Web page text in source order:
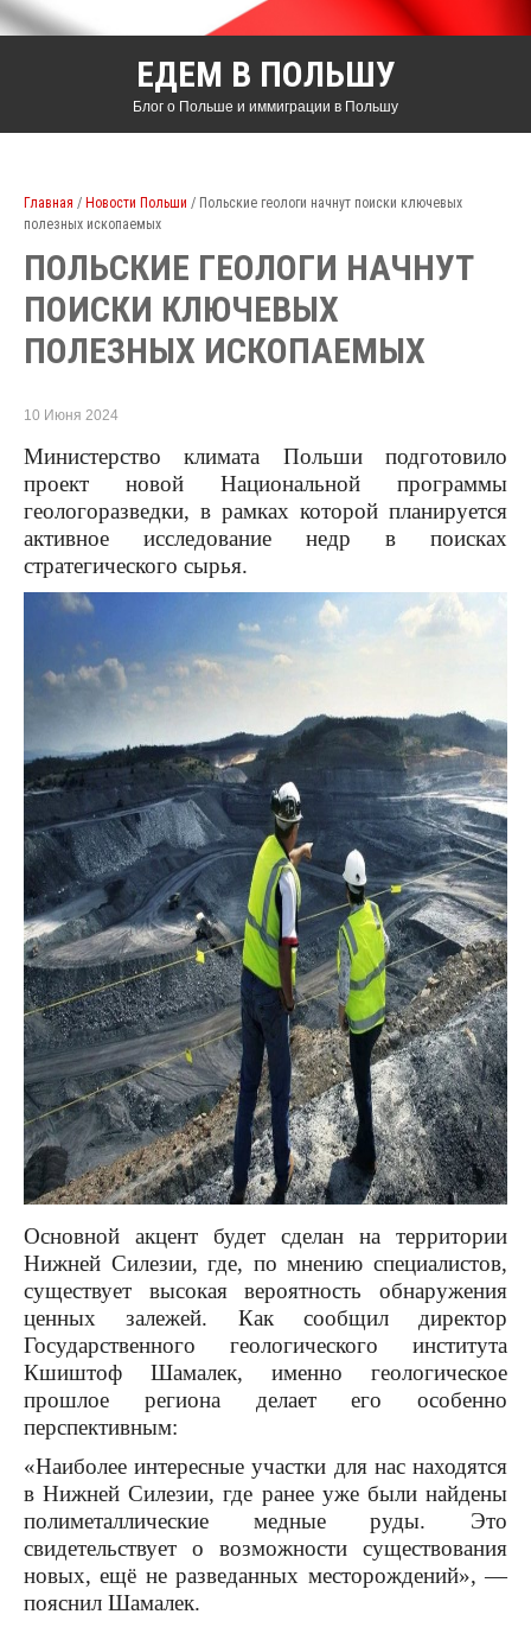
ЕДЕМ В ПОЛЬШУ
Блог о Польше и иммиграции в Польшу
Главная / Новости Польши / Польские геологи начнут поиски ключевых
полезных ископаемых
ПОЛЬСКИЕ ГЕОЛОГИ НАЧНУТ
ПОИСКИ КЛЮЧЕВЫХ
ПОЛЕЗНЫХ ИСКОПАЕМЫХ
10 Июня 2024
Министерство климата Польши подготовило
проект новой Национальной программы
геологоразведки, в рамках которой планируется
активное исследование недр в поисках
стратегического сырья.
Основной акцент будет сделан на территории
Нижней Силезии, где, по мнению специалистов,
существует высокая вероятность обнаружения
ценных залежей. Как сообщил директор
Государственного геологического института
Кшиштоф Шамалек, именно геологическое
прошлое региона делает его особенно
перспективным:
«Наиболее интересные участки для нас находятся
в Нижней Силезии, где ранее уже были найдены
полиметаллические медные руды. Это
свидетельствует о возможности существования
новых, ещё не разведанных месторождений», —
пояснил Шамалек.